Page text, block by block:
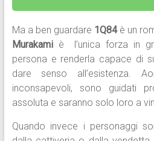
Ma a ben guardare 1Q84è un
Murakamiè l’unica forza in
persona e renderla capace di
dare senso all’esistenza.
inconsapevoli, sono guidati
assoluta e saranno solo loro a
Quando invece i personaggi